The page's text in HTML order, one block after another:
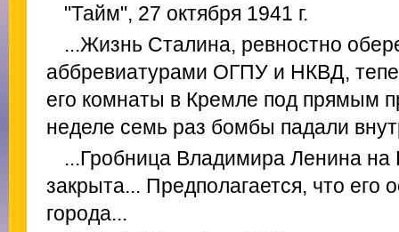
"Тайм", 27 октября 1941 г.
...Жизнь Сталина, ревностно
аббревиатурами ОГПУ и НКВД,
его комнаты в Кремле под прямым
неделе семь раз бомбы падали
...Гробница Владимира Ленина
закрыта... Предполагается, что его
города...